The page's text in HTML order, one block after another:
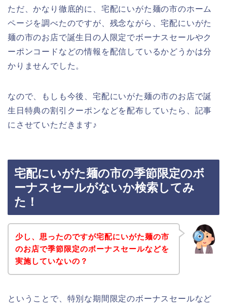
ただ、かなり徹底的に、宅配にいがた麺の市のホーム
ページを調べたのですが、残念ながら、宅配にいがた
麺の市のお店で誕生日の人限定でボーナスセールやク
ーポンコードなどの情報を配信しているかどうかは分
かりませんでした。
なので、もしも今後、宅配にいがた麺の市のお店で誕
生日特典の割引クーポンなどを配布していたら、記事
にさせていただきます♪
宅配にいがた麺の市の季節限定のボ
ーナスセールがないか検索してみ
た！
少し、思ったのですが宅配にいがた麺の市
のお店で季節限定のボーナスセールなどを
実施していないの？
ということで、特別な期間限定のボーナスセールなど